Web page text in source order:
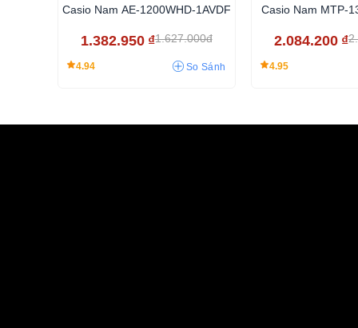
Casio Nam AE-1200WHD-1AVDF
1.382.950 ₫1.627.000đ
4.94 So Sánh
Casio Nam MTP-
2.084.200 ₫
4.95